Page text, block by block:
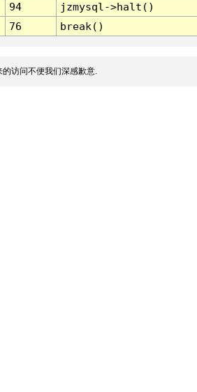
94
jzmysql->halt()
76 break()
访问不便我们深感歉意.